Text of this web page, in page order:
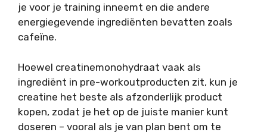
je voor je training inneemt en die andere
energiegevende ingrediënten bevatten zoals
cafeïne.
Hoewel creatinemonohydraat vaak als
ingrediënt in pre-workoutproducten zit, kun je
creatine het beste als afzonderlijk product
kopen, zodat je het op de juiste manier kunt
doseren – vooral als je van plan bent om te